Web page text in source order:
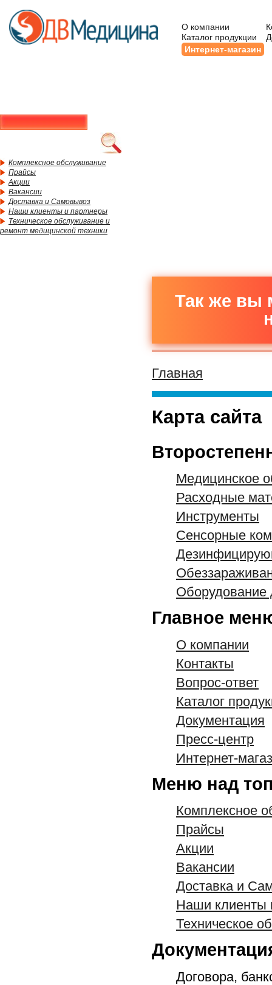
О компании
Каталог продукции
Интернет-магазин
Комплексное обслуживание
Прайсы
Акции
Вакансии
Доставка и Самовывоз
Наши клиенты и партнеры
Техническое обслуживание и
ремонт медицинской техники
Так же вы
Главная
Карта сайта
Медицинское
Расходные
Инструменты
Сенсорные
Оборудование
Главное
О компании
Контакты
Вопрос-ответ
Каталог
Документация
Пресс-центр
Интернет-
Меню над
Комплексное
Прайсы
Акции
Вакансии
Доставка и
Наши клиенты
Техническое
Договора,